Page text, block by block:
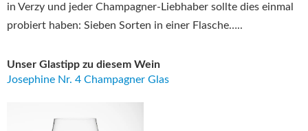
in Verzy und jeder Champagner-Liebhaber sollte dies einmal
probiert haben: Sieben Sorten in einer Flasche…..
Unser Glastipp zu diesem Wein
Josephine Nr. 4 Champagner Glas